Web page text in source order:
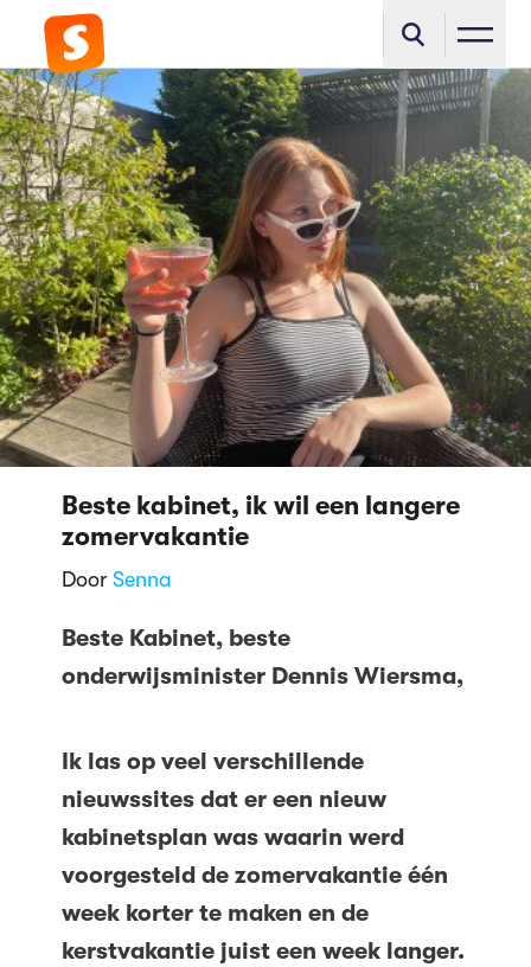
Beste kabinet, ik wil een langere
zomervakantie
Door Senna
Beste Kabinet, beste
onderwijsminister Dennis Wiersma,
Ik las op veel verschillende
nieuwssites dat er een nieuw
kabinetsplan was waarin werd
voorgesteld de zomervakantie één
week korter te maken en de
kerstvakantie juist een week langer.